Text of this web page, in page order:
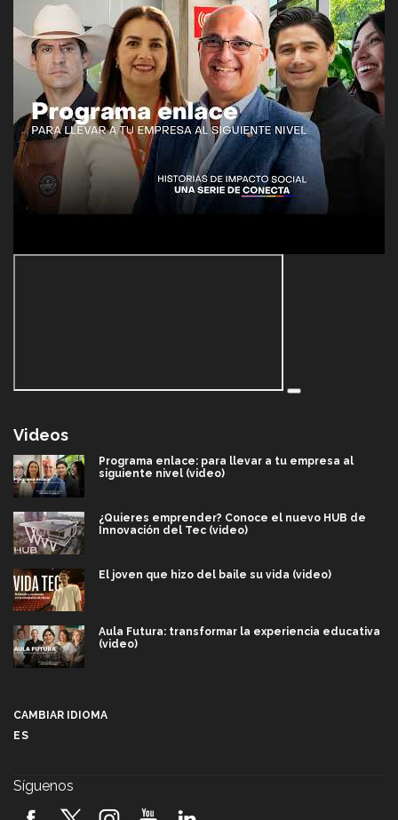
Videos
Programa enlace: para llevar a tu empresa al
siguiente nivel (video)
¿Quieres emprender? Conoce el nuevo HUB de
Innovación del Tec (video)
El joven que hizo del baile su vida (video)
Aula Futura: transformar la experiencia educativa
(video)
2026! (video)
CAMBIAR IDIOMA
ES
Síguenos